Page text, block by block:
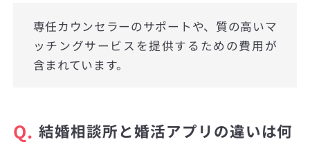
専任カウンセラーのサポートや、質の高いマ
ッチングサービスを提供するための費用が
含まれています。
Q. 結婚相談所と婚活アプリの違いは何